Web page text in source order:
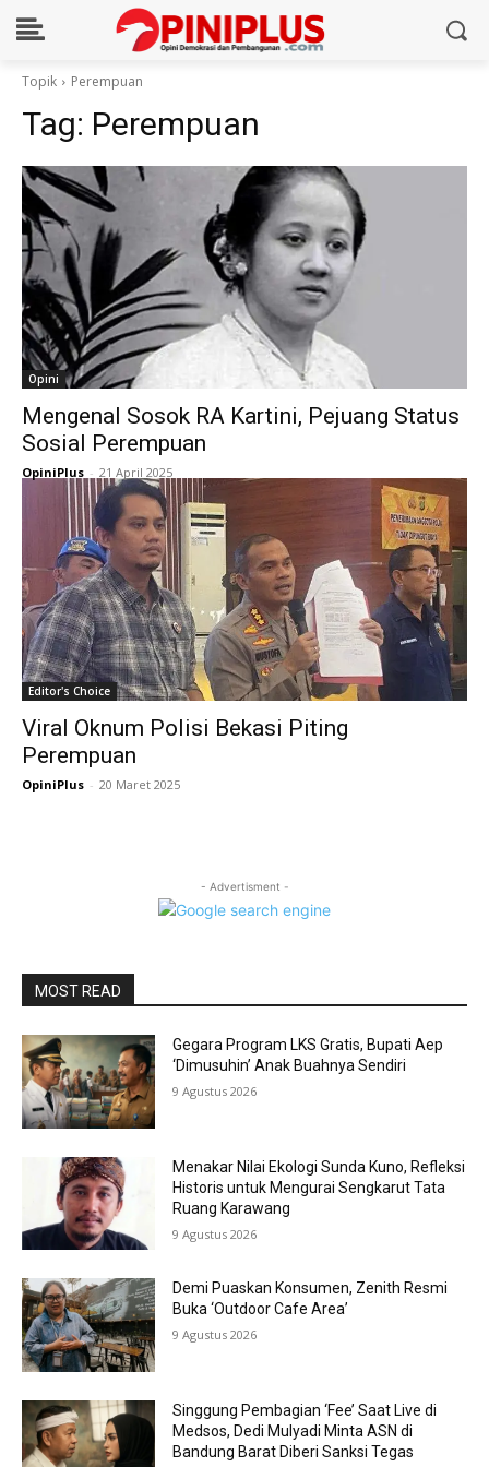
Topik Perempuan
Tag: Perempuan
Opini
Mengenal Sosok RA Kartini, Pejuang Status
Sosial Perempuan
OpiniPlus - 21 April 2025
Editor's Choice
Viral Oknum Polisi Bekasi Piting
Perempuan
OpiniPlus - 20 Maret 2025
- Advertisment -
MOST READ
Gegara Program LKS Gratis, Bupati Aep
‘Dimusuhin’ Anak Buahnya Sendiri
9 Agustus 2026
Menakar Nilai Ekologi Sunda Kuno, Refleksi
Historis untuk Mengurai Sengkarut Tata
Ruang Karawang
9 Agustus 2026
Demi Puaskan Konsumen, Zenith Resmi
Buka ‘Outdoor Cafe Area’
9 Agustus 2026
Singgung Pembagian ‘Fee’ Saat Live di
Medsos, Dedi Mulyadi Minta ASN di
Bandung Barat Diberi Sanksi Tegas